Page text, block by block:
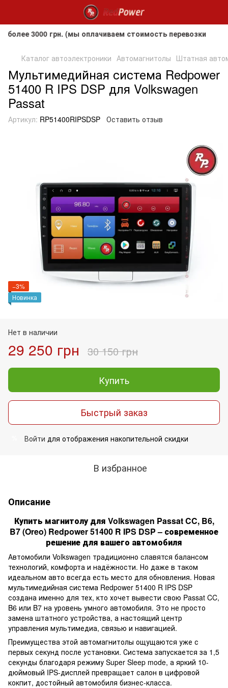
грн. (мы оплачиваем стоимость перевозки до
Каталог автоэлектроники Автомагнитолы Штатная
Мультимедийная система Redpower
51400 R IPS DSP для Volkswagen
Passat
Артикул: RP51400RIPSDSP Оставить отзыв
−3%
Новинка
Нет в наличии
29 250 грн 30 150 грн
Купить
Быстрый заказ
Войти для отображения накопительной скидки
В избранное
Описание
Купить магнитолу для Volkswagen Passat CC, B6,
B7 (Oreo) Redpower 51400 R IPS DSP – современное
решение для вашего автомобиля
Автомобили Volkswagen традиционно славятся балансом
технологий, комфорта и надёжности. Но даже в таком
идеальном авто всегда есть место для обновления. Новая
мультимедийная система Redpower 51400 R IPS DSP
создана именно для тех, кто хочет вывести свою Passat CC,
B6 или B7 на уровень умного автомобиля. Это не просто
замена штатного устройства, а настоящий центр
управления мультимедиа, связью и навигацией.
Преимущества этой автомагнитолы ощущаются уже с
первых секунд после установки. Система запускается за 1,5
секунды благодаря режиму Super Sleep mode, а яркий 10-
дюймовый IPS-дисплей превращает салон в цифровой
кокпит, достойный автомобиля бизнес-класса.